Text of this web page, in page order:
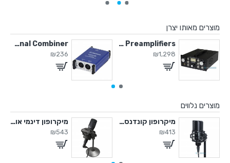
מוצרים מאותו יצרן
Pro Tube Mic Preamplifiers
₪1,298
Signal Combiner
₪236
מוצרים נלווים
מיקרופון קונדנסר אולפני
₪413
מיקרופון דינמי אולפני
₪543